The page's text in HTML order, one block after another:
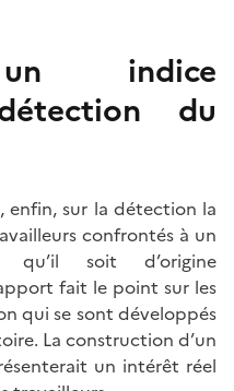
indice
du
enfin, sur la détection la
confrontés à un
qu’il soit d’origine
fait le point sur les
qui se sont développés
La construction d’un
un intérêt réel